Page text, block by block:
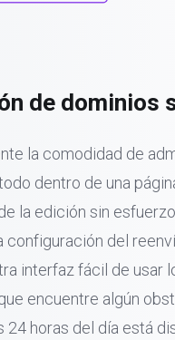
de dominios
la comodidad de
dentro de una
la edición sin
configuración del
interfaz fácil de usar
encuentre algún
24 horas del día está